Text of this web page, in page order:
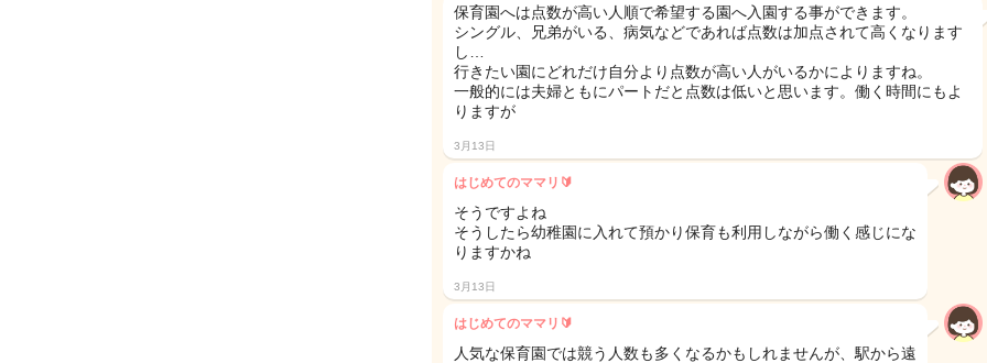
保育園へは点数が高い人順で希望する園へ入園する事ができます。
シングル、兄弟がいる、病気などであれば点数は加点されて高くなります
し…
行きたい園にどれだけ自分より点数が高い人がいるかによりますね。
一般的には夫婦ともにパートだと点数は低いと思います。働く時間にもよ
りますが
3月13日
はじめてのママリ🔰
そうですよね
そうしたら幼稚園に入れて預かり保育も利用しながら働く感じにな
りますかね
3月13日
はじめてのママリ🔰
人気な保育園では競う人数も多くなるかもしれませんが、駅から遠